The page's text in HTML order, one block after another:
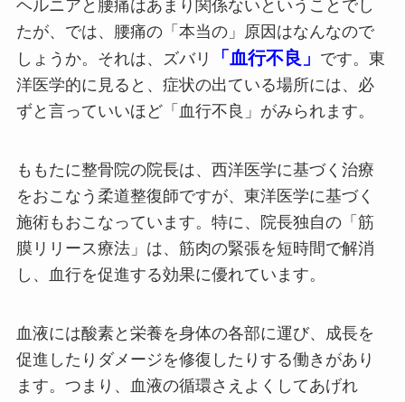
ヘルニアと腰痛はあまり関係ないということでし
たが、では、腰痛の「本当の」原因はなんなので
しょうか。それは、ズバリ
「血行不良」 です。東
洋医学的に見ると、症状の出ている場所には、必
ずと言っていいほど「血行不良」がみられます。
ももたに整骨院の院長は、西洋医学に基づく治療
をおこなう柔道整復師ですが、東洋医学に基づく
施術もおこなっています。特に、院長独自の「筋
膜リリース療法」は、筋肉の緊張を短時間で解消
し、血行を促進する効果に優れています。
血液には酸素と栄養を身体の各部に運び、成長を
促進したりダメージを修復したりする働きがあり
ます。つまり、血液の循環さえよくしてあげれ